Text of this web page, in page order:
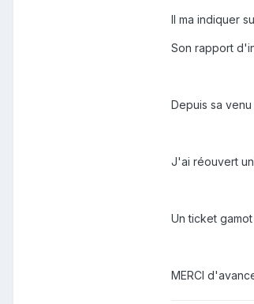
Il ma indiquer
Son rapport
Depuis sa
J'ai réouvert
Un ticket
MERCI